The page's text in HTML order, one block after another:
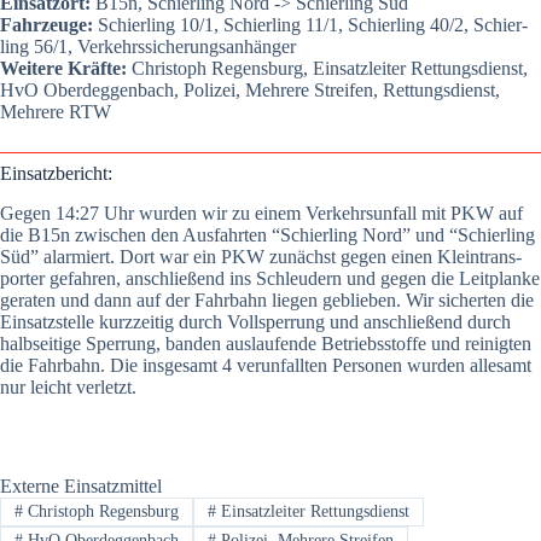
Fahr­zeu­ge: Schier­ling 10/1, Schier­ling 11/1, Schier­ling 40/2, Schier­
ling 56/1, Ver­kehrs­si­che­rungs­an­hän­ger
Wei­te­re Kräf­te: Chris­toph Regens­burg, Ein­satz­lei­ter Ret­tungs­dienst,
HvO Oberdeg­gen­bach, Poli­zei, Meh­re­re Strei­fen, Ret­tungs­dienst,
Meh­re­re RTW
Ein­satz­be­richt:
Gegen 14:27 Uhr wur­den wir zu einem Ver­kehrs­un­fall mit PKW auf
die B15n zwi­schen den Aus­fahr­ten “Schier­ling Nord” und “Schier­ling
Süd” alar­miert. Dort war ein PKW zunächst gegen einen Klein­trans­
por­ter gefah­ren, anschlie­ßend ins Schleu­dern und gegen die Leit­plan­ke
gera­ten und dann auf der Fahr­bahn lie­gen geblie­ben. Wir sicher­ten die
Ein­satz­stel­le kurz­zei­tig durch Voll­sper­rung und anschlie­ßend durch
halb­sei­ti­ge Sper­rung, ban­den aus­lau­fen­de Betriebs­stof­fe und rei­nig­ten
die Fahr­bahn. Die ins­ge­samt 4 ver­un­fall­ten Per­so­nen wur­den alle­samt
nur leicht ver­letzt.
Externe Einsatzmittel
#Christoph Regensburg #Einsatzleiter Rettungsdienst